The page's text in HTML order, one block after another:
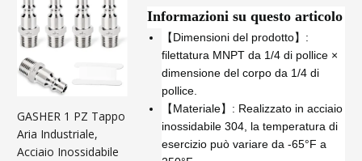
GASHER 1 PZ Tappo
Aria Industriale,
Acciaio Inossidabile
Informazioni su questo articolo
【Dimensioni del prodotto】:
filettatura MNPT da 1/4 di pollice ×
dimensione del corpo da 1/4 di
pollice.
【Materiale】: Realizzato in acciaio
inossidabile 304, la temperatura di
esercizio può variare da -65°F a